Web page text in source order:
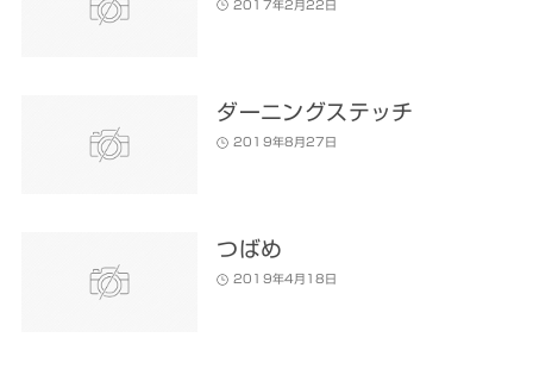
2017年2月22日
ダーニングステッチ
2019年8月27日
つばめ
2019年4月18日